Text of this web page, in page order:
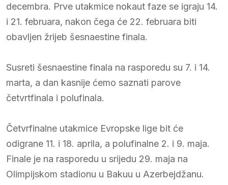
decembra. Prve utakmice nokaut faze se igraju 14.
i 21. februara, nakon čega će 22. februara biti
obavljen žrijeb šesnaestine finala.
Susreti šesnaestine finala na rasporedu su 7. i 14.
marta, a dan kasnije ćemo saznati parove
četvrtfinala i polufinala.
Četvrfinalne utakmice Evropske lige bit će
odigrane 11. i 18. aprila, a polufinalne 2. i 9. maja.
Finale je na rasporedu u srijedu 29. maja na
Olimpijskom stadionu u Bakuu u Azerbejdžanu.